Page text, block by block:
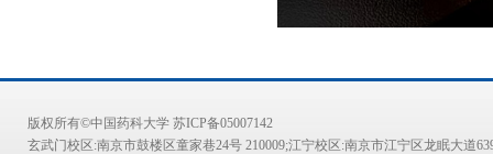
版权所有©中国药科大学 苏ICP备05007142
玄武门校区:南京市鼓楼区童家巷24号 210009;江宁校区:南京市江宁区龙眠大道